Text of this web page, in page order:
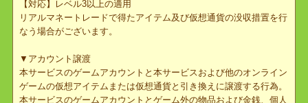
行為。
※異種トレードを助長する発言をゲーム内で行っていた場合も同様
とします。
異種トレードで得たアイテム及び仮想通貨の没収措置を行なう場合
がございます。